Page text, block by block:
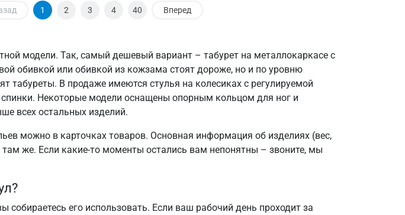
1 2 3 4 40 Вперед
модели. Так, самый дешевый вариант – табурет на металлокаркасе с
обивкой или обивкой из кожзама стоят дороже, но и по уровню
табуреты. В продаже имеются стулья на колесиках с регулируемой
Некоторые модели оснащены опорным кольцом для ног и
всех остальных изделий.
можно в карточках товаров. Основная информация об изделиях (вес,
же. Если какие-то моменты остались вам непонятны – звоните, мы
собираетесь его использовать. Если ваш рабочий день проходит за